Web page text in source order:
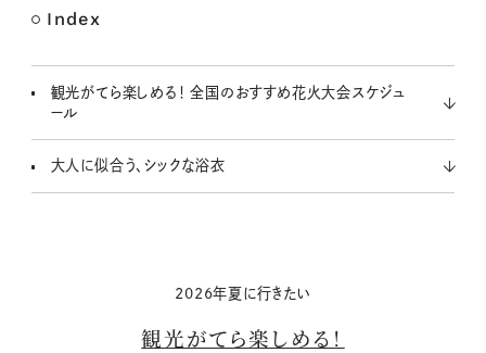
e
Index
観光がてら楽しめる！ 全国のおすすめ花火大会スケジュ
ール
大人に似合う、シックな浴衣
2026年夏に行きたい
観光がてら楽しめる！